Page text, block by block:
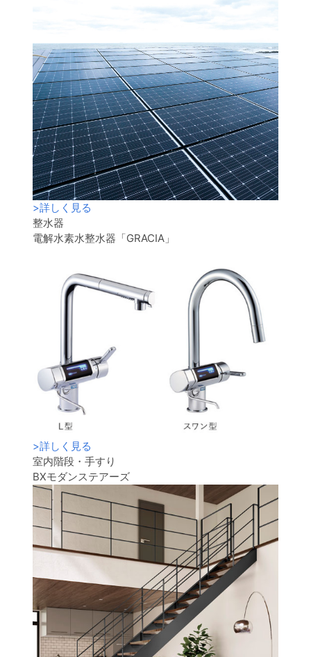
>詳しく見る
整水器
電解水素水整水器「GRACIA」
>詳しく見る
室内階段・手すり
BXモダンステアーズ